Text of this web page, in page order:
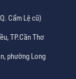
Cẩm Lệ cũ)
TP.Cần Thơ
phường Long